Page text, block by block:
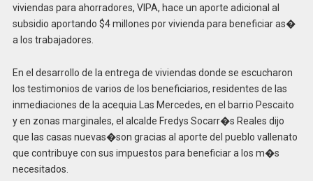
viviendas para ahorradores, VIPA, hace un aporte adicional al
subsidio aportando $4 millones por vivienda para beneficiar as�
a los trabajadores.
En el desarrollo de la entrega de viviendas donde se escucharon
los testimonios de varios de los beneficiarios, residentes de las
inmediaciones de la acequia Las Mercedes, en el barrio Pescaito
y en zonas marginales, el alcalde Fredys Socarr�s Reales dijo
que las casas nuevas�son gracias al aporte del pueblo vallenato
que contribuye con sus impuestos para beneficiar a los m�s
necesitados.